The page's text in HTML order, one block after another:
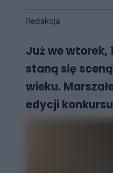
Redakcja
Już we wtorek,
staną się
wieku.
edycji